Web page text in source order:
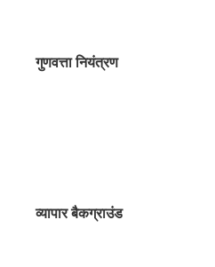
गुणवत्ता नियंत्रण
व्यापार बैकग्राउंड